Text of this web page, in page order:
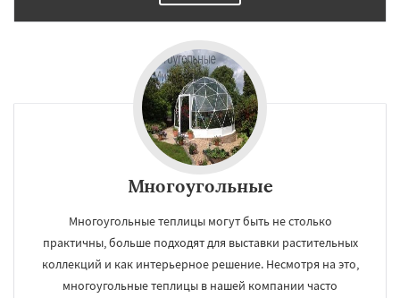
Многоугольные
Многоугольные теплицы могут быть не столько
практичны, больше подходят для выставки растительных
коллекций и как интерьерное решение. Несмотря на это,
многоугольные теплицы в нашей компании часто